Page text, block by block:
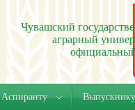
Чувашский
аграрный
Аспиранту